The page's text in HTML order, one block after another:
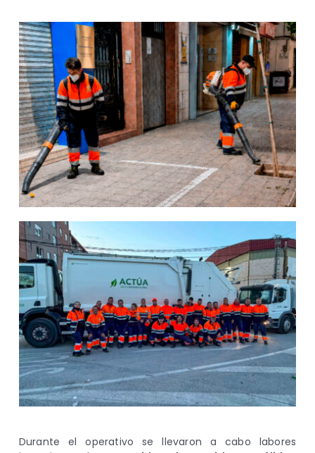
Durante el operativo se llevaron a cabo labores